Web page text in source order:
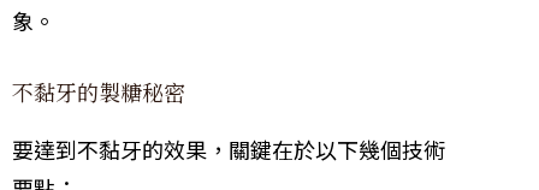
象。
不黏牙的製糖秘密
要達到不黏牙的效果，關鍵在於以下幾個技術